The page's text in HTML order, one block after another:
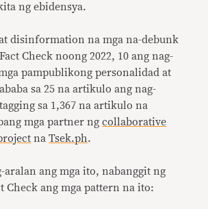
ng ebidensya.
at disinformation na mga na-debunk
Check noong 2022, 10 ang nag-
pampublikong personalidad at
sa 25 na artikulo ang nag-
sa 1,367 na artikulo na
mga partner ngcollaborative
naTsek.ph.
aralan ang mga ito, nabanggit ng
Check ang mga pattern na ito: